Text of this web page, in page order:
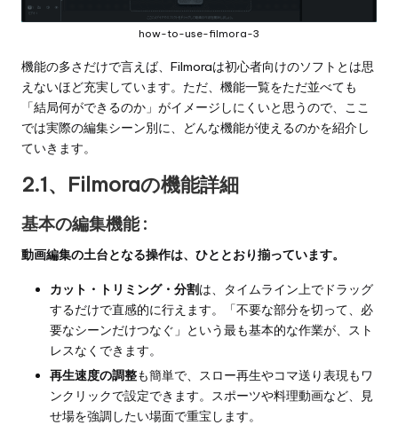
how-to-use-filmora-3
機能の多さだけで言えば、Filmoraは初心者向けのソフトとは思
えないほど充実しています。ただ、機能一覧をただ並べても
「結局何ができるのか」がイメージしにくいと思うので、ここ
では実際の編集シーン別に、どんな機能が使えるのかを紹介し
ていきます。
2.1、Filmoraの機能詳細
基本の編集機能 :
動画編集の土台となる操作は、ひととおり揃っています。
カット・トリミング・分割は、タイムライン上でドラッグ
するだけで直感的に行えます。「不要な部分を切って、必
要なシーンだけつなぐ」という最も基本的な作業が、スト
レスなくできます。
再生速度の調整も簡単で、スロー再生やコマ送り表現もワ
ンクリックで設定できます。スポーツや料理動画など、見
せ場を強調したい場面で重宝します。